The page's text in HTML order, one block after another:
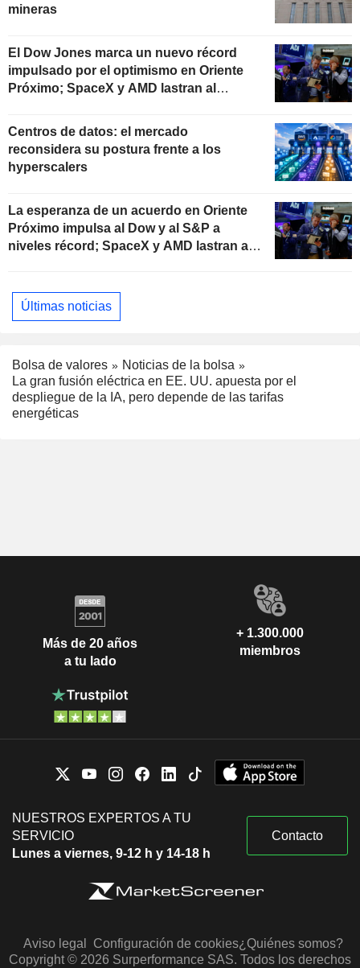
mineras
El Dow Jones marca un nuevo récord
impulsado por el optimismo en Oriente
Próximo; SpaceX y AMD lastran al
Centros de datos: el mercado
reconsidera su postura frente a los
hyperscalers
La esperanza de un acuerdo en Oriente
Próximo impulsa al Dow y al S&P a
niveles récord; SpaceX y AMD lastran al
Últimas noticias
Bolsa de valores
Noticias de la bolsa
La gran fusión eléctrica en EE. UU. apuesta por el
despliegue de la IA, pero depende de las tarifas
energéticas
Más de 20 años
a tu lado
+ 1.300.000
miembros
NUESTROS EXPERTOS A TU
SERVICIO
Lunes a viernes, 9-12 h y 14-18 h
Contacto
Aviso legal Configuración de cookies¿Quiénes somos?
Copyright © 2026 Surperformance SAS. Todos los derechos